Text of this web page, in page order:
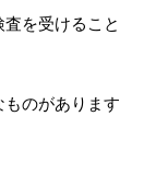
を受けること
のがあります